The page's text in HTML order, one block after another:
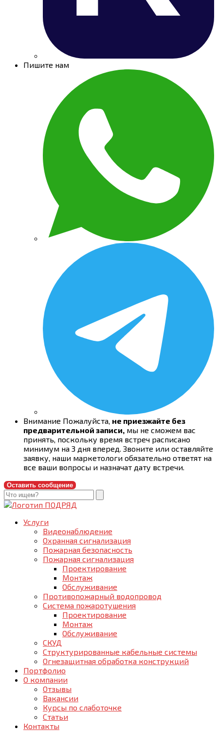
Пишите нам
Внимание Пожалуйста, не приезжайте без
предварительной записи, мы не сможем вас
принять, поскольку время встреч расписано
минимум на 3 дня вперед. Звоните или оставляйте
заявку, наши маркетологи обязательно ответят на
все ваши вопросы и назначат дату встречи.
Оставить сообщение
Услуги
Видеонаблюдение
Охранная сигнализация
Пожарная безопасность
Пожарная сигнализация
Проектирование
Монтаж
Обслуживание
Противопожарный водопровод
Система пожаротушения
Проектирование
Монтаж
Обслуживание
СКУД
Структурированные кабельные системы
Огнезащитная обработка конструкций
Портфолио
О компании
Отзывы
Вакансии
Курсы по слаботочке
Статьи
Контакты